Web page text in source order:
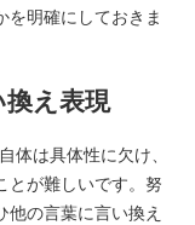
を明確にしておきま
え表現
体は具体性に欠け、
とが難しいです。努
他の言葉に言い換え